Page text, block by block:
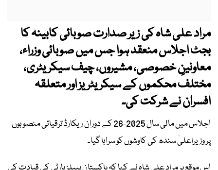
مراد علی شاہ کی زیر صدارت صوبائی کابینہ کا
بجٹ اجلاس منعقد ہوا جس میں صوبائی وزراء،
معاونینِ خصوصی، مشیروں، چیف سیکریٹری،
مختلف محکموں کے سیکریٹریز اور متعلقہ
افسران نے شرکت کی۔
اجلاس میں مالی سال 2025-26 کے دوران ریکارڈ ترقیاتی منصوبوں
پر وزیراعلیٰ سندھ کی کاوشوں کو سراہا گیا۔